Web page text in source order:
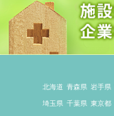
北海道 青森県 岩手県
埼玉県 千葉県 東京都